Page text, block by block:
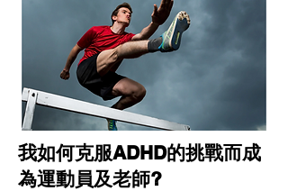
我如何克服ADHD的挑戰而成
為運動員及老師?